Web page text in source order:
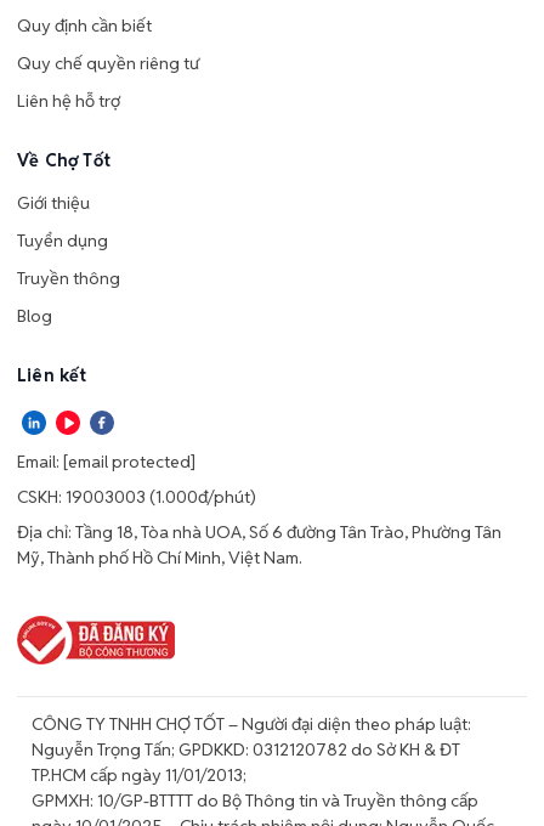
Quy định cần biết
Quy chế quyền riêng tư
Liên hệ hỗ trợ
Về Chợ Tốt
Giới thiệu
Tuyển dụng
Truyền thông
Blog
Liên kết
Email: [email protected]
CSKH: 19003003 (1.000đ/phút)
Địa chỉ: Tầng 18, Tòa nhà UOA, Số 6 đường Tân Trào, Phường Tân
Mỹ, Thành phố Hồ Chí Minh, Việt Nam.
CÔNG TY TNHH CHỢ TỐT – Người đại diện theo pháp luật:
Nguyễn Trọng Tấn; GPDKKD: 0312120782 do Sở KH & ĐT
TP.HCM cấp ngày 11/01/2013;
GPMXH: 10/GP-BTTTT do Bộ Thông tin và Truyền thông cấp